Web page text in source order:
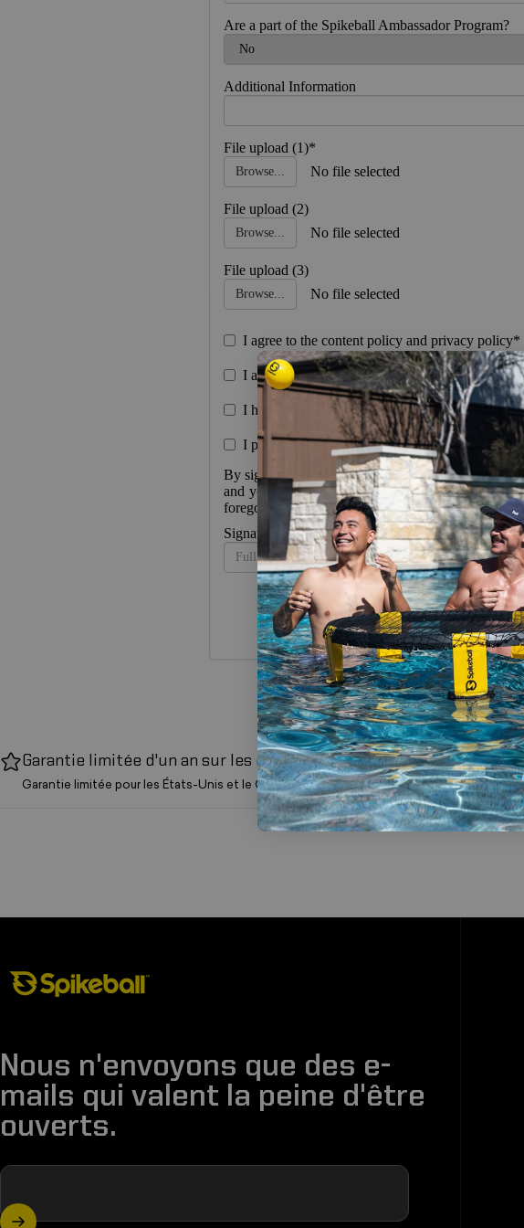
Are a part of the Spikeball Ambassador Program?
Additional Information
File upload (1)*
Browse... No file selected
File upload (2)
Browse... No file selected
File upload (3)
Browse... No file selected
I agree to the content policy and privacy policy*
I am over the age of 18*
I have not signed any exclusive agreements
I physically recorded this video*
By signing/typing your name below, you agree to
and you certify that all of the information
foregoing, you expressly agree to the above.
Signature*
Politique de soumission des
Garantie limitée d'un an sur les ensembles
Garantie limitée pour les États-Unis et le Canada.
Livraison
Livraison
ou plus. Pas
Nous n'envoyons que des e-
mails qui valent la peine d'être
ouverts.